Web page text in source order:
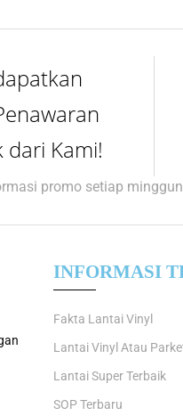
dari Kami!
promo setiap
INFORMASI
Fakta Lantai Vinyl
Lantai Vinyl Atau
Lantai Super Terbaik
SOP Terbaru